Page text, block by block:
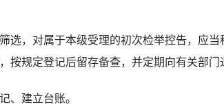
对属于本级受理的初次检举控告，应当
按规定登记后留存备查，并定期向有关部门
建立台账。